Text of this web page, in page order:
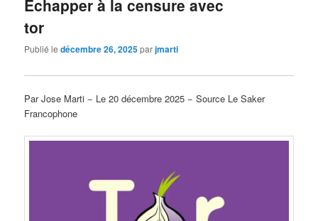
Échapper à la censure avec
tor
Publié ledécembre 26, 2025parjmarti
Par Jose Marti − Le 20 décembre 2025 − Source Le Saker
Francophone